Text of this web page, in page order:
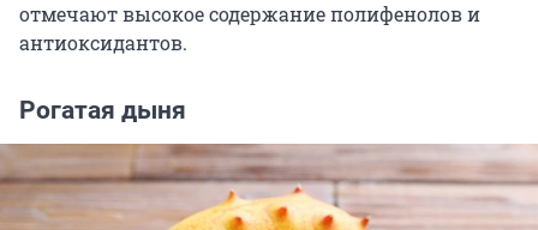
отмечают высокое содержание полифенолов и
антиоксидантов.
Рогатая дыня